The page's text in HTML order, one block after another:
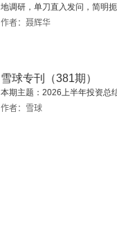
地调研，单刀直入发问，简明
个真实切近的基层中国。
作者：聂辉华
雪球专刊（381期）
本期主题：2026上半年投资总结
作者：雪球